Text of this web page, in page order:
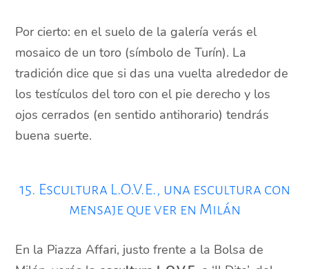
Por cierto: en el suelo de la galería verás el
mosaico de un toro (símbolo de Turín). La
tradición dice que si das una vuelta alrededor de
los testículos del toro con el pie derecho y los
ojos cerrados (en sentido antihorario) tendrás
buena suerte.
15. Escultura L.O.V.E., una escultura con
mensaje que ver en Milán
En la Piazza Affari, justo frente a la Bolsa de